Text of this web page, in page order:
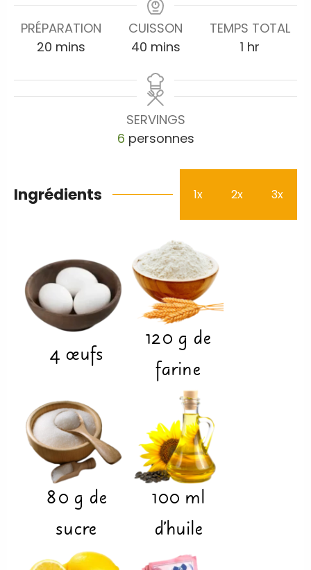
PRÉPARATION
20 mins
CUISSON
40 mins
TEMPS TOTAL
1 hr
SERVINGS
6 personnes
Ingrédients 1x 2x 3x
4 œufs
120 g de
farine
80 g de
sucre
100 ml
d'huile